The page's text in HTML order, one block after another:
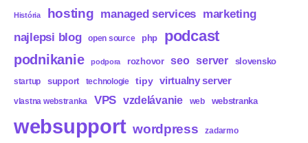
História hosting managed services marketing
najlepsi blog open source php podcast
podnikanie podpora rozhovor seo server slovensko
startup support technologie tipy virtualny server
vlastna webstranka VPS vzdelávanie web webstranka
websupport wordpress zadarmo